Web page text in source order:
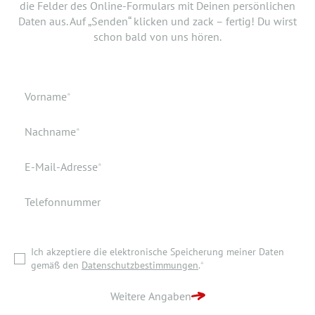
die Felder des Online-Formulars mit Deinen persönlichen
Daten aus. Auf „Senden“ klicken und zack – fertig! Du wirst
schon bald von uns hören.
Pflichtfeld
Vorname*
Pflichtfeld
Nachname*
Pflichtfeld
E-Mail-Adresse*
Telefonnummer
Ich akzeptiere die elektronische Speicherung meiner Daten
gemäß den Datenschutzbestimmungen.*
Weitere Angaben
Bewerbung doch noch einen Lebenslauf oder ein anderes
Dokument hinzufügen? Hier kannst Du es hochladen.
Verfügbar ab
Dokumente
Ich akzeptiere die elektronische Speicherung meiner Daten
ZURÜCK ZUR STARTSEITE